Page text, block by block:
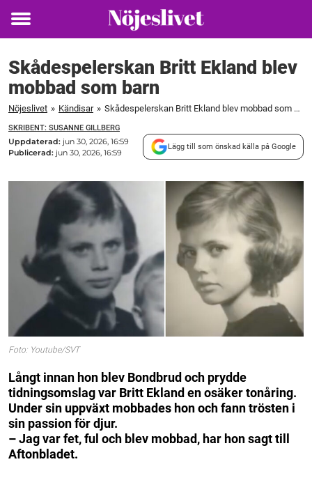
Toggle
Skådespelerskan Britt Ekland blev
mobbad som barn
Nöjeslivet » Kändisar » Skådespelerskan Britt Ekland blev mobbad som barn
SKRIBENT: SUSANNE GILLBERG
Uppdaterad: jun 30, 2026, 16:59
Publicerad: jun 30, 2026, 16:59
Lägg till som önskad källa på Google
Foto: Youtube/SVT
Långt innan hon blev Bondbrud och prydde
tidningsomslag var Britt Ekland en osäker tonåring.
Under sin uppväxt mobbades hon och fann trösten i
sin passion för djur.
– Jag var fet, ful och blev mobbad, har hon sagt till
Aftonbladet.